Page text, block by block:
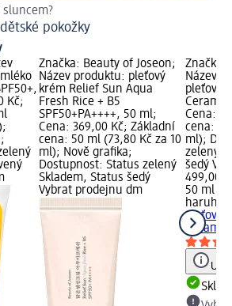
pokožky
Kč;
Značka: Beauty of Joseon;
Název produktu: pleťový
krém Relief Sun Aqua
Fresh Rice + B5
SPF50+PA++++, 50 ml;
Cena: 369,00 Kč; Základní
cena: 50 ml (73,80 Kč za 10
ml); Nově grafika;
Dostupnost: Status zelený
Skladem, Status šedý
Vybrat prodejnu dm
Značka:
Název
pleťový
Cena:
cena:
ml);
zelený
šedý
499,00
50 ml
pleťový